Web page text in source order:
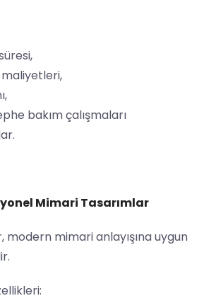
maliyetleri,
bakım çalışmaları
Mimari Tasarımlar
modern mimari anlayışına uygun